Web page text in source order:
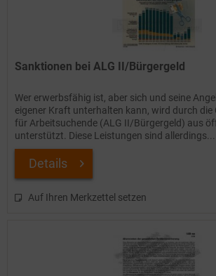
Sanktionen bei ALG II/Bürgergeld
Wer erwerbsfähig ist, aber sich und seine
eigener Kraft unterhalten kann, wird durch die
für Arbeitsuchende (ALG II/Bürgergeld) aus
unterstützt. Diese Leistungen sind allerdings...
Details
Auf Ihren Merkzettel setzen